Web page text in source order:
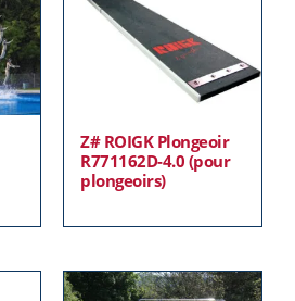
Z# ROIGK Plongeoir
R771162D-4.0 (pour
plongeoirs)